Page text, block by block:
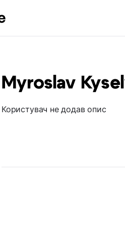
Myroslav
Користувач не додав опис